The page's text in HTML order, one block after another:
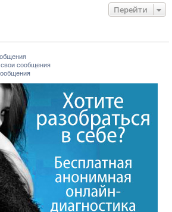
Перейти
свои сообщения